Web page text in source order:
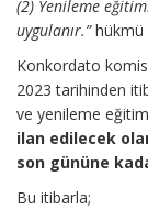
(2) Yenileme
uygulanır.”hükmü
Konkordato
2023 tarihinden
ve yenileme
ilan edilecek
son gününe
Bu itibarla;